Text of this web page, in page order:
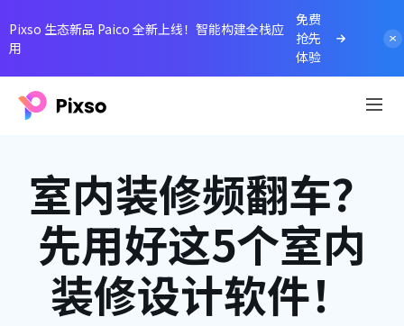
Pixso 生态新品 Paico 全新上线！智能构建全栈应
用
免费
抢先
体验
室内装修频翻车？
先用好这5个室内
装修设计软件！